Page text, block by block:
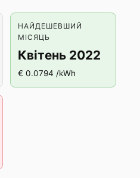
НАЙДЕШЕВШИЙ
МІСЯЦЬ
Квітень 2022
€ 0.0794 /kWh